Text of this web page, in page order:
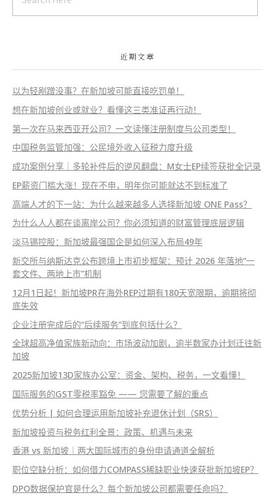
近期文章
以为轻剐蹭没事？在新加坡可能直接吃罚单！
想在新加坡创业或就业？看懂这三类准证再行动！
第一次在马来西亚开公司？一文读懂注册制度与公司类型！
中国税务监管加强：公民境外收入征税力度升级
成功案例分享｜多轮补件后的逆风翻盘：M女士EP续签获批全记录
EP薪资门槛大涨！现在不申，明年你可能就达不到标准了
高端人才的下一站：为什么越来越多人选择新加坡 ONE Pass？
为什么人人都在谈离岸公司？你必须知道的财富管理底层逻辑
淡马锡控股：新加坡最强国企是如何深入布局49年
新交所与纳斯达克公布跨境上市初步框架：预计 2026 年落地“一
套文件、两地上市”机制
12月1日起！新加坡PR在海外REP过期有180天宽限期，逾期将彻
底失效
企业注册完成后的“后续服务”到底包括什么？
全球超高净值家族新动向：市场波动加剧，逾半数家办计划迁往新
加坡
2025新加坡13D家族办公室：资金、架构、税务，一文看懂！
国际服务的GST零税率豁免 —— 您需要了解的重点
优势分析 | 如何合理运用新加坡补充退休计划（SRS）
新加坡投资与税务红利全景：政策、机遇与未来
香港 vs 新加坡｜两大国际城市的身份申请通道全解析
职位空缺分析：如何借力COMPASS稀缺职业快速获批新加坡EP？
DPO数据保护官是什么？每个新加坡公司都需要任命吗？